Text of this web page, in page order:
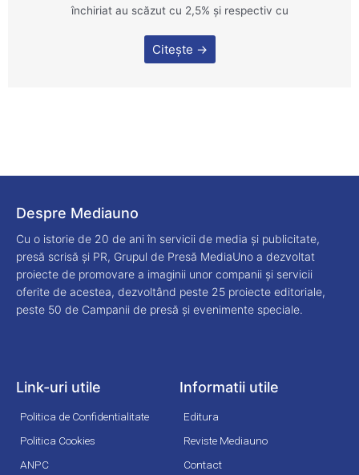
închiriat au scăzut cu 2,5% şi respectiv cu
Citește →
Despre Mediauno
Cu o istorie de 20 de ani în servicii de media și publicitate,
presă scrisă și PR, Grupul de Presă MediaUno a dezvoltat
proiecte de promovare a imaginii unor companii și servicii
oferite de acestea, dezvoltând peste 25 proiecte editoriale,
peste 50 de Campanii de presă și evenimente speciale.
Link-uri utile
Politica de Confidentialitate
Politica Cookies
ANPC
Informatii utile
Editura
Reviste Mediauno
Contact